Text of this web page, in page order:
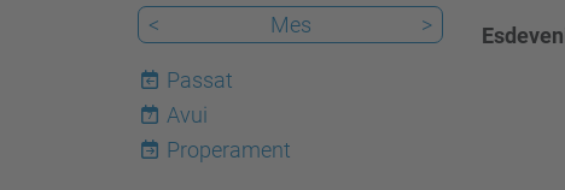
<
Mes >
Passat
7
Avui
Properament